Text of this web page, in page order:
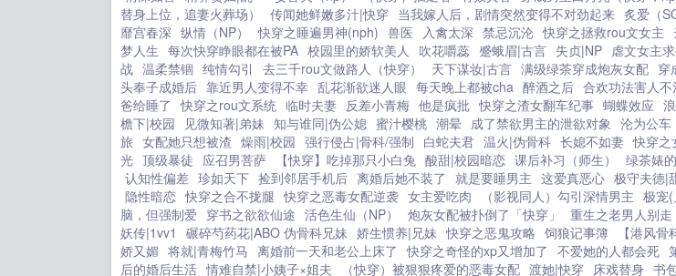
替身上位，追妻火葬场）
传闻她鲜嫩多汁|快穿 当我嫁人后，剧情突然变得不对劲起来 炙爱（
靡宫春深 纵情（NP） 快穿之睡遍男神(nph) 兽医 入禽太深 禁忌沉沦 快穿之拯救rou文女主
梦人生 每次快穿睁眼都在被PA 校园里的娇软美人 吹花嚼蕊 蹙蛾眉|古言 失贞|NP 虐文女主
战 温柔禁锢 纯情勾引 去三千rou文做路人（快穿） 天下谋妆|古言 满级绿茶穿成炮灰女配 穿
头奉子成婚后 靠近男人变得不幸 乱花渐欲迷人眼 每天晚上都被cha 醉酒之后 合欢功法害人不
爸给睡了 快穿之rou文系统 临时夫妻 反差小青梅 他是疯批 快穿之渣女翻车纪事 蝴蝶效应
檐下|校园
见微知著|弟妹 知与谁同|伪公媳 蜜汁樱桃 潮晕 成了禁欲男主的泄欲对象 沦为公车
旅 女配她只想被渣 燥雨|校园 强行侵占|骨科/强制 白蛇夫君 温火|伪骨科 长媳不如妻 快穿之
光 顶级暴徒 应召男菩萨 【快穿】吃掉那只小白兔 酸甜|校园暗恋 课后补习（师生） 绿茶婊
认知性偏差 珍如天下 捡到邻居手机后 离婚后她不装了 就是要睡男主 这爱真恶心 极守夫德|
隐性暗恋 快穿之合不拢腿 快穿之恶毒女配逆袭 女主爱吃肉 （影视同人）勾引深情男主 极宠
脑，但强制爱 穿书之欲欲仙途 活色生仙（NP） 炮灰女配被扑倒了「快穿」 重生之老男人别走
妖传|1vv1
碾碎芍药花|ABO 伪骨科兄妹 娇生惯养|兄妹 快穿之恶鬼攻略 饲狼记事簿 【港风骨
娇又媚 将就|青梅竹马 离婚前一天和老公上床了 快穿之奇怪的xp又增加了 不爱她的人都会死
后的婚后生活 情难自禁|小姨子×姐夫 （快穿）被狠狠疼爱的恶毒女配 渡她|快穿 床戏替身 书